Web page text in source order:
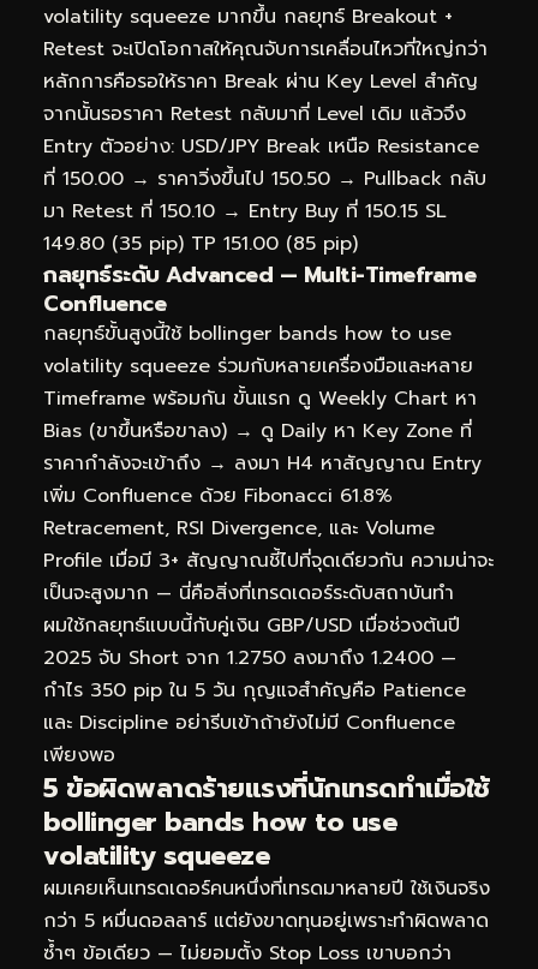
volatility squeeze มากขึ้น กลยุทธ์ Breakout +
Retest จะเปิดโอกาสให้คุณจับการเคลื่อนไหวที่ใหญ่กว่า
หลักการคือรอให้ราคา Break ผ่าน Key Level สำคัญ
จากนั้นรอราคา Retest กลับมาที่ Level เดิม แล้วจึง
Entry ตัวอย่าง: USD/JPY Break เหนือ Resistance
ที่ 150.00 → ราคาวิ่งขึ้นไป 150.50 → Pullback กลับ
มา Retest ที่ 150.10 → Entry Buy ที่ 150.15 SL
149.80 (35 pip) TP 151.00 (85 pip)
กลยุทธ์ระดับ Advanced — Multi-Timeframe
Confluence
กลยุทธ์ขั้นสูงนี้ใช้ bollinger bands how to use
volatility squeeze ร่วมกับหลายเครื่องมือและหลาย
Timeframe พร้อมกัน ขั้นแรก ดู Weekly Chart หา
Bias (ขาขึ้นหรือขาลง) → ดู Daily หา Key Zone ที่
ราคากำลังจะเข้าถึง → ลงมา H4 หาสัญญาณ Entry
เพิ่ม Confluence ด้วย Fibonacci 61.8%
Retracement, RSI Divergence, และ Volume
Profile เมื่อมี 3+ สัญญาณชี้ไปที่จุดเดียวกัน ความน่าจะ
เป็นจะสูงมาก — นี่คือสิ่งที่เทรดเดอร์ระดับสถาบันทำ
ผมใช้กลยุทธ์แบบนี้กับคู่เงิน GBP/USD เมื่อช่วงต้นปี
2025 จับ Short จาก 1.2750 ลงมาถึง 1.2400 —
กำไร 350 pip ใน 5 วัน กุญแจสำคัญคือ Patience
และ Discipline อย่ารีบเข้าถ้ายังไม่มี Confluence
เพียงพอ
5 ข้อผิดพลาดร้ายแรงที่นักเทรดทำเมื่อใช้
bollinger bands how to use
volatility squeeze
ผมเคยเห็นเทรดเดอร์คนหนึ่งที่เทรดมาหลายปี ใช้เงินจริง
กว่า 5 หมื่นดอลลาร์ แต่ยังขาดทุนอยู่เพราะทำผิดพลาด
ซ้ำๆ ข้อเดียว — ไม่ยอมตั้ง Stop Loss เขาบอกว่า